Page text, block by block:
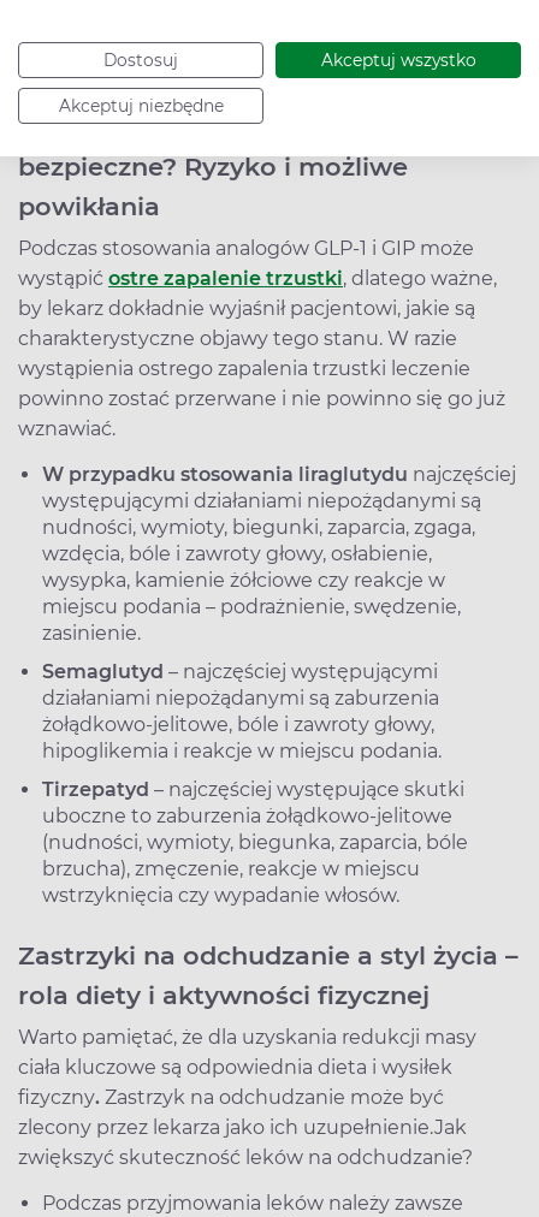
Dostosuj Akceptuj wszystko
Akceptuj niezbędne
zachować u pacjentów z:zaburzeniami pracy
nerek, serca czy przewodu pokarmowego.
Czy zastrzyki na odchudzanie są
bezpieczne? Ryzyko i możliwe
powikłania
Podczas stosowania analogów GLP-1 i GIP może
wystąpić ostre zapalenie trzustki, dlatego ważne,
by lekarz dokładnie wyjaśnił pacjentowi, jakie są
charakterystyczne objawy tego stanu. W razie
wystąpienia ostrego zapalenia trzustki leczenie
powinno zostać przerwane i nie powinno się go już
wznawiać.
W przypadku stosowania liraglutydu najczęściej
występującymi działaniami niepożądanymi są
nudności, wymioty, biegunki, zaparcia, zgaga,
wzdęcia, bóle i zawroty głowy, osłabienie,
wysypka, kamienie żółciowe czy reakcje w
miejscu podania – podrażnienie, swędzenie,
zasinienie.
Semaglutyd – najczęściej występującymi
działaniami niepożądanymi są zaburzenia
żołądkowo-jelitowe, bóle i zawroty głowy,
hipoglikemia i reakcje w miejscu podania.
Tirzepatyd – najczęściej występujące skutki
uboczne to zaburzenia żołądkowo-jelitowe
(nudności, wymioty, biegunka, zaparcia, bóle
brzucha), zmęczenie, reakcje w miejscu
wstrzyknięcia czy wypadanie włosów.
Zastrzyki na odchudzanie a styl życia –
rola diety i aktywności fizycznej
Warto pamiętać, że dla uzyskania redukcji masy
ciała kluczowe są odpowiednia dieta i wysiłek
fizyczny. Zastrzyk na odchudzanie może być
zlecony przez lekarza jako ich uzupełnienie.Jak
zwiększyć skuteczność leków na odchudzanie?
Podczas przyjmowania leków należy zawsze